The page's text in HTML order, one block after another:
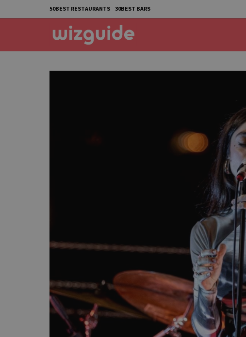
50BEST RESTAURANTS 30BEST BARS